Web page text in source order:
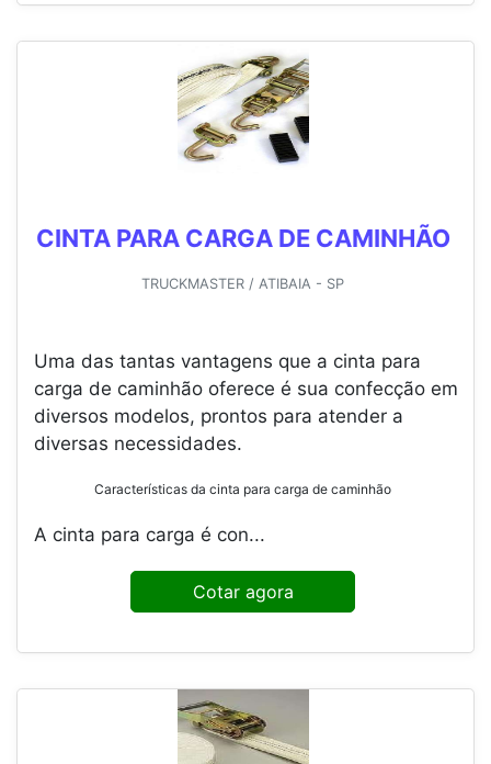
CINTA PARA CARGA DE CAMINHÃO
TRUCKMASTER / ATIBAIA - SP
Uma das tantas vantagens que a cinta para
carga de caminhão oferece é sua confecção em
diversos modelos, prontos para atender a
diversas necessidades.
Características da cinta para carga de caminhão
A cinta para carga é con...
Cotar agora